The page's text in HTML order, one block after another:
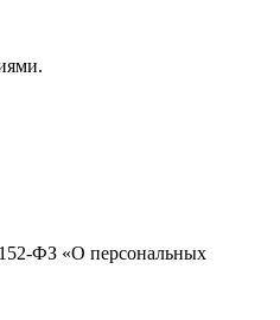
ФЗ «О персональных